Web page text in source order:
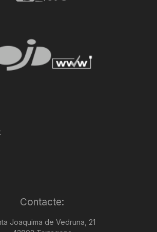
Contacte:
Joaquima de Vedruna, 21